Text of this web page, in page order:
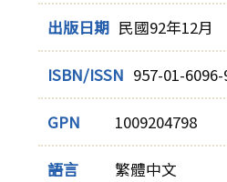
出版日期 民國92年12月
ISBN/ISSN 957-01-6096-
GPN 1009204798
語言 繁體中文